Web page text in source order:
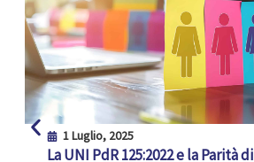
1 Luglio, 2025
La UNI PdR 125:2022 e la Parità di